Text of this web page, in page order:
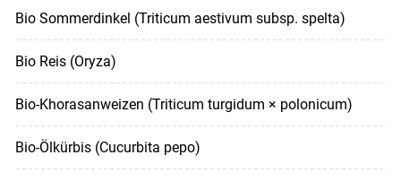
Bio Sommerdinkel (Triticum aestivum subsp. spelta)
Bio Reis (Oryza)
Bio-Khorasanweizen (Triticum turgidum × polonicum)
Bio-Ölkürbis (Cucurbita pepo)